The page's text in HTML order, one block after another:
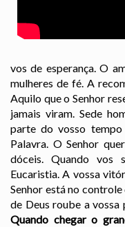
vos de esperança. O
mulheres de fé. A
Aquilo que o Senhor
jamais viram. Sede
parte do vosso
Palavra. O Senhor
dóceis. Quando vos
Eucaristia. A vossa
Senhor está no
de Deus roube a vossa
Quando chegar o